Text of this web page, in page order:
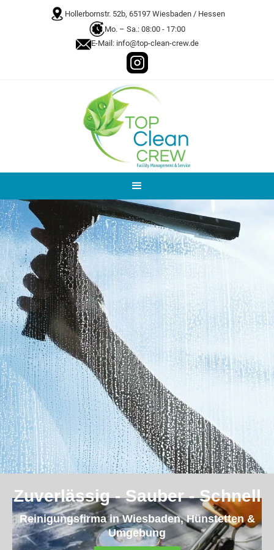
Hollerbornstr. 52b, 65197 Wiesbaden / Hessen
Mo. – Sa.: 08:00 - 17:00
E-Mail: info@top-clean-crew.de
Zuverlässig - Sauber - Schnell
Reinigungsfirma in Wiesbaden, Hünstetten &
Umgebung